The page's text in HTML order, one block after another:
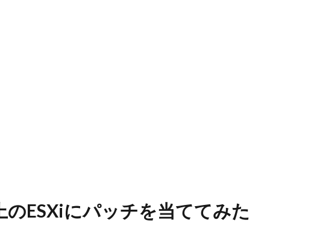
ESXiにパッチを当ててみた